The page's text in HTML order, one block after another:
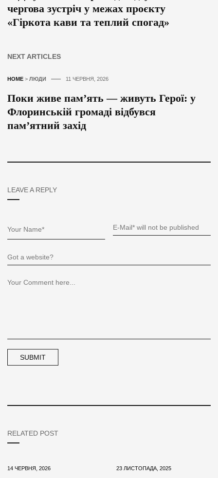
чергова зустріч у межах проєкту
«Гіркота кави та теплий спогад»
NEXT ARTICLES
HOME > ЛЮДИ 11 ЧЕРВНЯ, 2026
Поки живе пам’ять — живуть Герої: у
Флоринській громаді відбувся
пам’ятний захід
LEAVE A REPLY
RELATED POST
14 ЧЕРВНЯ, 2026 23 ЛИСТОПАДА, 2025